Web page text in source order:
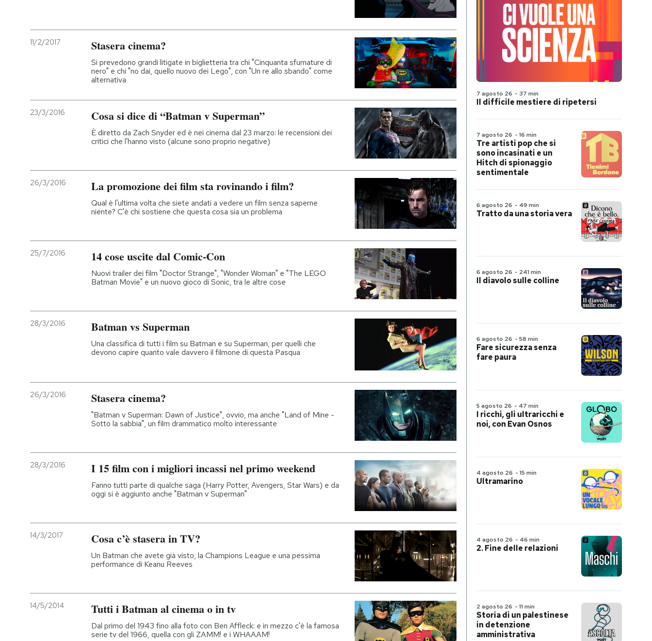
11/2/2017 Stasera cinema?
Si prevedono grandi litigate in biglietteria tra chi "Cinquanta sfumature di
nero" e chi "no dai, quello nuovo dei Lego", con "Un re allo sbando" come
alternativa
23/3/2016 Cosa si dice di “Batman v Superman”
È diretto da Zach Snyder ed è nei cinema dal 23 marzo: le recensioni dei
critici che l'hanno visto (alcune sono proprio negative)
26/3/2016 La promozione dei film sta rovinando i film?
Qual è l'ultima volta che siete andati a vedere un film senza saperne
niente? C'è chi sostiene che questa cosa sia un problema
25/7/2016 14 cose uscite dal Comic-Con
Nuovi trailer dei film "Doctor Strange", "Wonder Woman" e "The LEGO
Batman Movie" e un nuovo gioco di Sonic, tra le altre cose
28/3/2016 Batman vs Superman
Una classifica di tutti i film su Batman e su Superman, per quelli che
devono capire quanto vale davvero il filmone di questa Pasqua
26/3/2016 Stasera cinema?
"Batman v Superman: Dawn of Justice", ovvio, ma anche "Land of Mine -
Sotto la sabbia", un film drammatico molto interessante
28/3/2016 I 15 film con i migliori incassi nel primo weekend
Fanno tutti parte di qualche saga (Harry Potter, Avengers, Star Wars) e da
oggi si è aggiunto anche "Batman v Superman"
14/3/2017 Cosa c’è stasera in TV?
Un Batman che avete già visto, la Champions League e una pessima
performance di Keanu Reeves
14/5/2014 Tutti i Batman al cinema o in tv
Dal primo del 1943 fino alla foto con Ben Affleck: e in mezzo c'è la famosa
serie tv del 1966, quella con gli ZAMM! e i WHAAAM!
7 agosto 26 - 37 min
Il difficile mestiere di ripetersi
7 agosto 26 - 16 min
Tre artisti pop che si
sono incasinati e un
Hitch di spionaggio
sentimentale
6 agosto 26 - 49 min
Tratto da una storia vera
6 agosto 26 - 241 min
Il diavolo sulle colline
6 agosto 26 - 58 min
Fare sicurezza senza
fare paura
5 agosto 26 - 47 min
I ricchi, gli ultraricchi e
noi, con Evan Osnos
4 agosto 26 - 15 min
Ultramarino
4 agosto 26 - 46 min
2. Fine delle relazioni
2 agosto 26 - 11 min
Storia di un palestinese
in detenzione
amministrativa